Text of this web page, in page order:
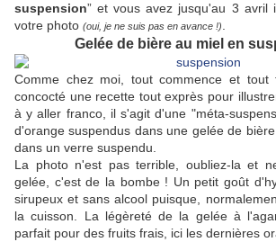
suspension” et vous avez jusqu'au 3 avril
votre photo (oui, je ne suis pas en avance !)
Gelée de bière au miel en
Comme chez moi, tout commence et tout
concocté une recette tout exprès pour
à y aller franco, il s'agit d'une "méta-
d'orange suspendus dans une gelée de
dans un verre suspendu.
La photo n'est pas terrible, oubliez-la et
gelée, c'est de la bombe ! Un petit goût
sirupeux et sans alcool puisque,
la cuisson. La légèreté de la gelée à
parfait pour des fruits frais, ici les dernières